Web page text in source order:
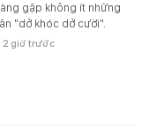
gặp không ít những
"dở khóc dở cười".
2 giờ trước